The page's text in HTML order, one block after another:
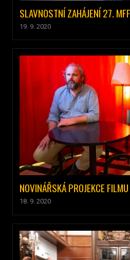
SLAVNOSTNÍ ZAHÁJENÍ 27.
19. 9. 2020
NOVINÁŘSKÁ PROJEKCE
18. 9. 2020